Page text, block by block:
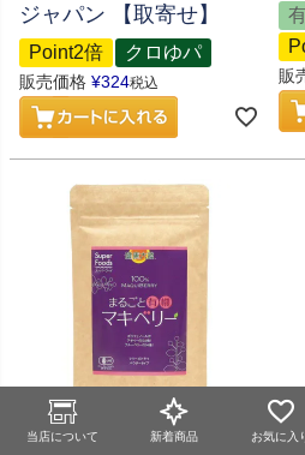
当店について 新着商品 お気に入
ジャパン 【取寄せ】
Point2倍 クロゆパ
販売価格 ¥324税込 販